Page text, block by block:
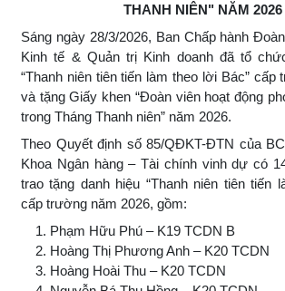
THANH NIÊN" NĂM 2026
Sáng ngày 28/3/2026, Ban Chấp hành
Kinh tế & Quản trị Kinh doanh đã tổ
“Thanh niên tiên tiến làm theo lời Bác” cấp
và tặng Giấy khen “Đoàn viên hoạt động
trong Tháng Thanh niên” năm 2026.
Theo Quyết định số 85/QĐKT-ĐTN của
Khoa Ngân hàng – Tài chính vinh dự có
trao tặng danh hiệu “Thanh niên tiên tiến
cấp trường năm 2026, gồm:
Phạm Hữu Phú – K19 TCDN B
Hoàng Thị Phương Anh – K20 TCDN
Hoàng Hoài Thu – K20 TCDN